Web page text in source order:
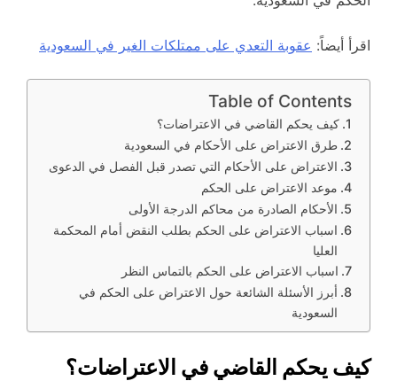
اقرأ أيضاً: عقوبة التعدي على ممتلكات الغير في السعودية
Table of Contents
كيف يحكم القاضي في الاعتراضات؟
طرق الاعتراض على الأحكام في السعودية
الاعتراض على الأحكام التي تصدر قبل الفصل في الدعوى
موعد الاعتراض على الحكم
الأحكام الصادرة من محاكم الدرجة الأولى
اسباب الاعتراض على الحكم بطلب النقض أمام المحكمة
العليا
اسباب الاعتراض على الحكم بالتماس النظر
أبرز الأسئلة الشائعة حول الاعتراض على الحكم في
السعودية
كيف يحكم القاضي في الاعتراضات؟